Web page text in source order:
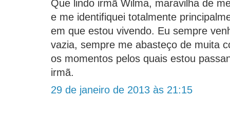
Que lindo irmã Wilma, maravilha de
e me identifiquei totalmente
em que estou vivendo. Eu sempre
vazia, sempre me abasteço de muita
os momentos pelos quais estou
irmã.
29 de janeiro de 2013 às 21:15